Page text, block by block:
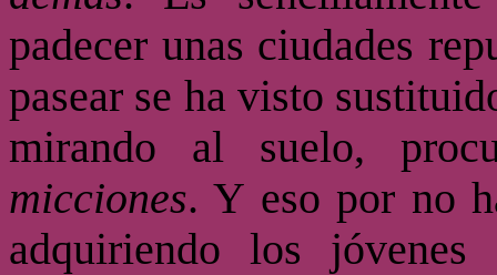
padecer unas ciudades
pasear se ha visto
mirando al suelo,
micciones. Y eso por no
adquiriendo los